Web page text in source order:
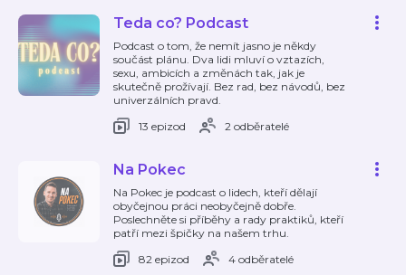
Teda co? Podcast
Podcast o tom, že nemít jasno je někdy
součást plánu. Dva lidi mluví o vztazích,
sexu, ambicích a změnách tak, jak je
skutečně prožívají. Bez rad, bez návodů, bez
univerzálních pravd.
13 epizod
2 odběratelé
Na Pokec
Na Pokec je podcast o lidech, kteří dělají
obyčejnou práci neobyčejně dobře.
Poslechněte si příběhy a rady praktiků, kteří
patří mezi špičky na našem trhu.
82 epizod
4 odběratelé